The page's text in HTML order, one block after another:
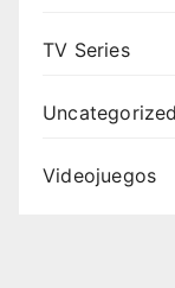
TV Series
Uncategorized
Videojuegos